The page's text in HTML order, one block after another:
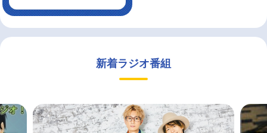
新着ラジオ番組